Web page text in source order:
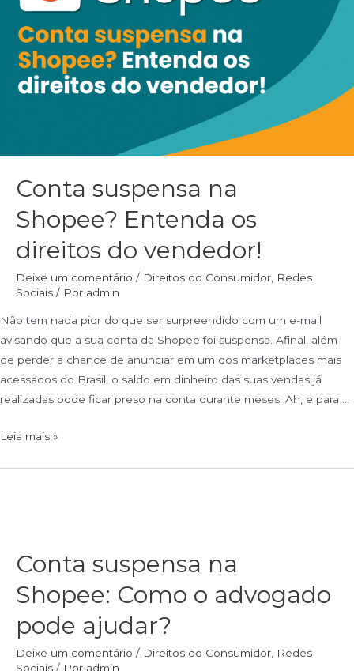
Conta suspensa na
Shopee? Entenda os
direitos do vendedor!
Deixe um comentário / Direitos do Consumidor Redes
Sociais / Por admin
Não tem nada pior do que ser surpreendido com um e-mail
avisando que a sua conta da Shopee foi suspensa. Afinal, além
de perder a chance de anunciar em um dos marketplaces mais
acessados do Brasil, o saldo em dinheiro das suas vendas já
realizadas pode ficar preso na conta durante meses. Ah, e para …
Leia mais »
Conta suspensa na
Shopee: Como o advogado
pode ajudar?
Deixe um comentário / Direitos do Consumidor Redes
Sociais / Por admin